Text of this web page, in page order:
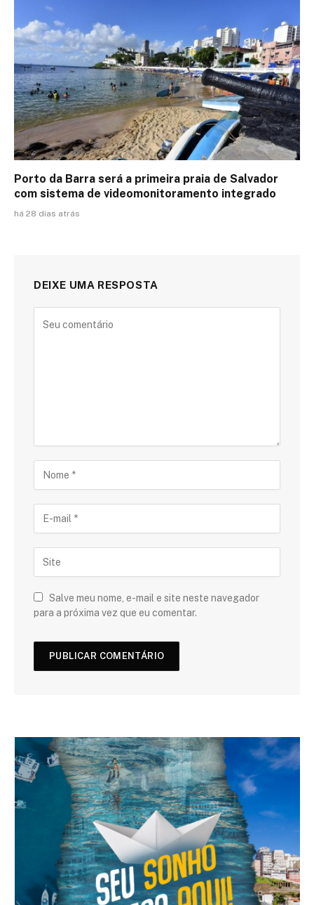
Porto da Barra será a primeira praia de Salvador
com sistema de videomonitoramento integrado
há 28 dias atrás
DEIXE UMA RESPOSTA
Salve meu nome, e-mail e site neste navegador
para a próxima vez que eu comentar.